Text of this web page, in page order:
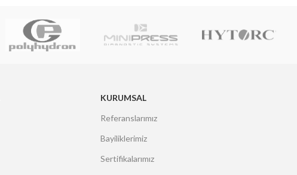
KURUMSAL
Referanslarımız
Bayiliklerimiz
Sertifikalarımız